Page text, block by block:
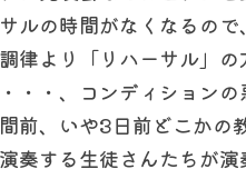
サルの時間がなくなるの
律より「リハーサル」
・・、コンディション
前、いや3日前どこかの
奏する生徒さんたちが